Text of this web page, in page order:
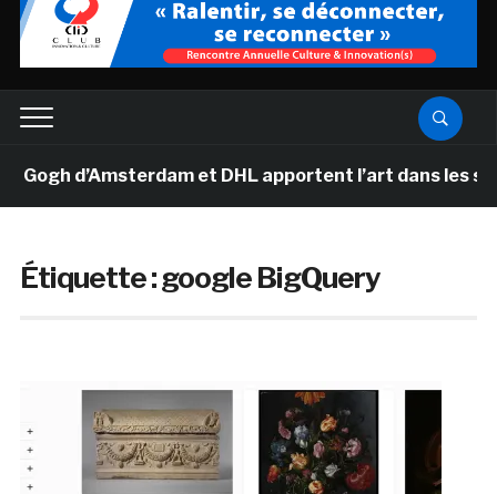
d’Amsterdam et DHL apportent l’art dans les
Étiquette :google BigQuery